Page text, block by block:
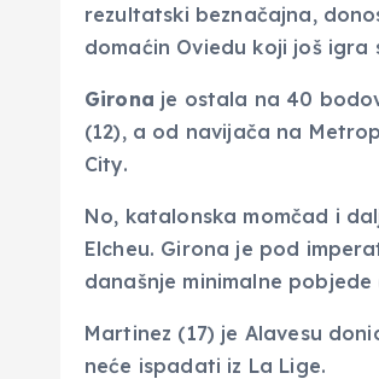
rezultatski beznačajna,
domaćin Oviedu koji još igra
Girona je ostala na 40
(12), a od navijača na
City.
No, katalonska momčad i
Elcheu. Girona je pod
današnje minimalne
Martinez (17) je Alavesu
neće ispadati iz La Lige.